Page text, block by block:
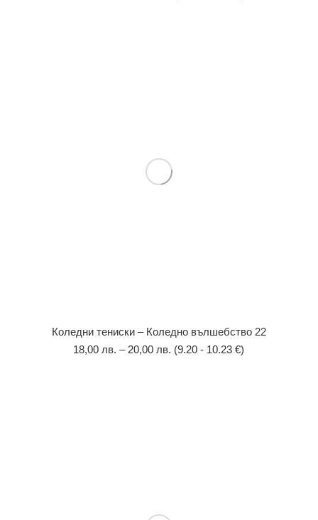
Коледни тениски – Коледно вълшебство 22
18,00 лв. – 20,00 лв. (9.20 - 10.23 €)